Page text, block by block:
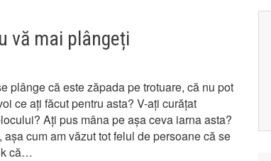
vă mai plângeți
plânge că este zăpada pe trotuare, că nu pot
ce ați făcut pentru asta? V-ați curățat
Ați pus mâna pe așa ceva iarna asta?
așa cum am văzut tot felul de persoane că se
că…